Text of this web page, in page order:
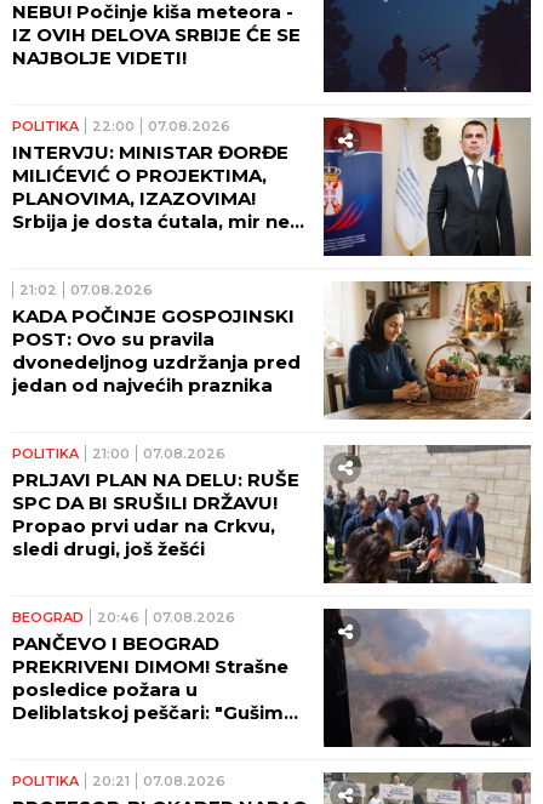
NEBU! Počinje kiša meteora -
IZ OVIH DELOVA SRBIJE ĆE SE
NAJBOLJE VIDETI!
POLITIKA 22:00 07.08.2026
INTERVJU: MINISTAR ĐORĐE
MILIĆEVIĆ O PROJEKTIMA,
PLANOVIMA, IZAZOVIMA!
Srbija je dosta ćutala, mir ne
21:02 07.08.2026
KADA POČINJE GOSPOJINSKI
POST: Ovo su pravila
dvonedeljnog uzdržanja pred
jedan od najvećih praznika
POLITIKA 21:00 07.08.2026
PRLJAVI PLAN NA DELU: RUŠE
SPC DA BI SRUŠILI DRŽAVU!
Propao prvi udar na Crkvu,
sledi drugi, još žešći
BEOGRAD 20:46 07.08.2026
PANČEVO I BEOGRAD
PREKRIVENI DIMOM! Strašne
posledice požara u
Deliblatskoj peščari: "Gušimo
POLITIKA 20:21 07.08.2026